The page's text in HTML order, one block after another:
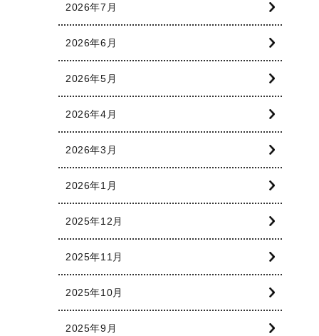
2026年7月
2026年6月
2026年5月
2026年4月
2026年3月
2026年1月
2025年12月
2025年11月
2025年10月
2025年9月